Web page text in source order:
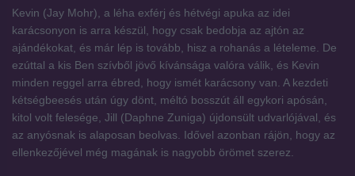
Kevin (Jay Mohr), a léha exférj és hétvégi apuka az idei
karácsonyon is arra készül, hogy csak bedobja az ajtón az
ajándékokat, és már lép is tovább, hisz a rohanás a lételeme. De
ezúttal a kis Ben szívből jövő kívánsága valóra válik, és Kevin
minden reggel arra ébred, hogy ismét karácsony van. A kezdeti
kétségbeesés után úgy dönt, méltó bosszút áll egykori apósán,
kitol volt felesége, Jill (Daphne Zuniga) újdonsült udvarlójával, és
az anyósnak is alaposan beolvas. Idővel azonban rájön, hogy az
ellenkezőjével még magának is nagyobb örömet szerez.